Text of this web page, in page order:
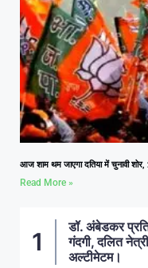
आज शाम थम जाएगा दतिया में चुनावी
Read More »
डॉ. अंबेडकर
गंदगी, दलित
अल्टीमेटम।